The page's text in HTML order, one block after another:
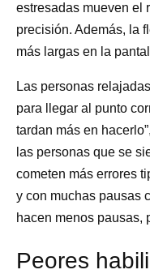
estresadas mueven el
precisión. Además, la
más largas en la
Las personas
para llegar al punto
tardan más en
las personas que se
cometen más errores
y con muchas pausas
hacen menos pausas,
Peores